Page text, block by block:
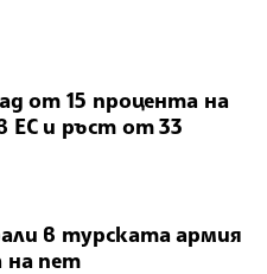
от 15 процента на
ЕС и ръст от 33
в турската армия
на пет